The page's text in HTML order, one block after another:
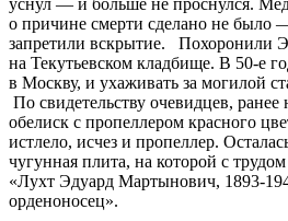
уснул — и больше не проснулся.
о причине смерти сделано не
запретили вскрытие. Похоронили
на Текутьевском кладбище. В 50-е
в Москву, и ухаживать за могилой
По свидетельству очевидцев,
обелиск с пропеллером красного
истлело, исчез и пропеллер.
чугунная плита, на которой с
«Лухт Эдуард Мартынович, 1893-
орденоносец».